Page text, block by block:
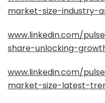
market-size-industry-
www.linkedin.com/
share-unlocking-
www.linkedin.com/
market-size-latest-